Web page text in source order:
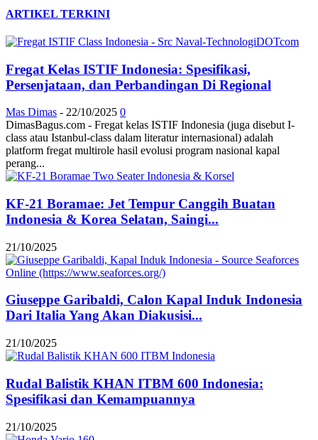
ARTIKEL TERKINI
Fregat Kelas ISTIF Indonesia: Spesifikasi,
Persenjataan, dan Perbandingan Di Regional
Mas Dimas - 22/10/2025 0
DimasBagus.com - Fregat kelas ISTIF Indonesia (juga disebut I-
class atau Istanbul-class dalam literatur internasional) adalah
platform fregat multirole hasil evolusi program nasional kapal
perang...
KF-21 Boramae: Jet Tempur Canggih Buatan
Indonesia & Korea Selatan, Saingi...
21/10/2025
Giuseppe Garibaldi, Calon Kapal Induk Indonesia
Dari Italia Yang Akan Diakusisi...
21/10/2025
Rudal Balistik KHAN ITBM 600 Indonesia:
Spesifikasi dan Kemampuannya
21/10/2025